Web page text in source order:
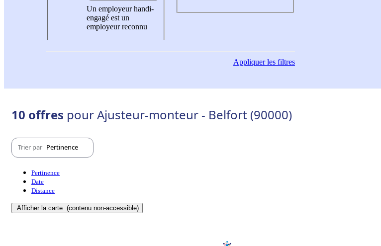
Un employeur handi-
engagé est un
employeur reconnu
Appliquerles filtres
10 offres pour Ajusteur-monteur - Belfort (90000)
Trier par Pertinence
Pertinence
Date
Distance
Afficher la carte (contenu non-accessible)